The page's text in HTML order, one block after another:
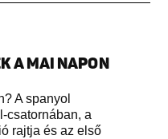
A MAI NAPON
A spanyol
csatornában, a
rajtja és az első